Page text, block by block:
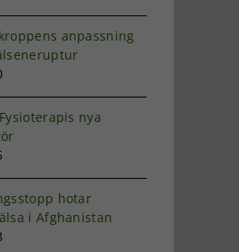
anpassning
nya
hotar
i Afghanistan